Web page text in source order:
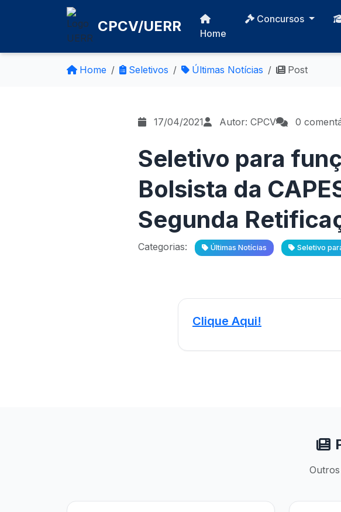
CPCV/UERR Home
Concursos
Home Seletivos Últimas Notícias Post
17/04/2021 Autor: CPCV 0
Seletivo para
Bolsista da
Segunda
Categorias: Últimas Notícias Seletivo
Clique Aqui!